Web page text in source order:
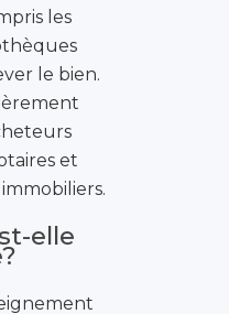
les
le bien.
et
immobiliers.
elle